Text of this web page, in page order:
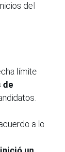
del
límite
de
a lo